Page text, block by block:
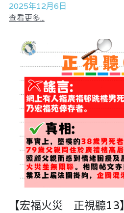
2025年12月6日
查看更多...
【宏福火災︳正視聽13】